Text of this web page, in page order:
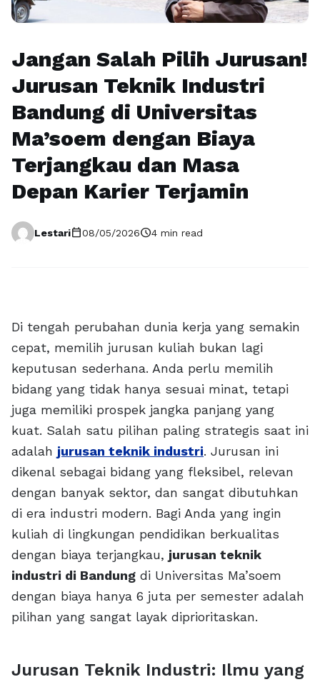
Jangan Salah Pilih Jurusan!
Jurusan Teknik Industri
Bandung di Universitas
Ma’soem dengan Biaya
Terjangkau dan Masa
Depan Karier Terjamin
Lestaricalendar_today08/05/2026schedule4 min read
Di tengah perubahan dunia kerja yang semakin
cepat, memilih jurusan kuliah bukan lagi
keputusan sederhana. Anda perlu memilih
bidang yang tidak hanya sesuai minat, tetapi
juga memiliki prospek jangka panjang yang
kuat. Salah satu pilihan paling strategis saat ini
adalah jurusan teknik industri. Jurusan ini
dikenal sebagai bidang yang fleksibel, relevan
dengan banyak sektor, dan sangat dibutuhkan
di era industri modern. Bagi Anda yang ingin
kuliah di lingkungan pendidikan berkualitas
dengan biaya terjangkau, jurusan teknik
industri di Bandung di Universitas Ma’soem
dengan biaya hanya 6 juta per semester adalah
pilihan yang sangat layak diprioritaskan.
Jurusan Teknik Industri: Ilmu yang